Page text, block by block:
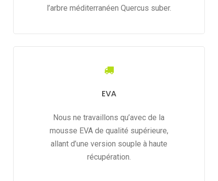
l’arbre méditerranéen Quercus suber.
EVA
Nous ne travaillons qu’avec de la
mousse EVA de qualité supérieure,
allant d’une version souple à haute
récupération.